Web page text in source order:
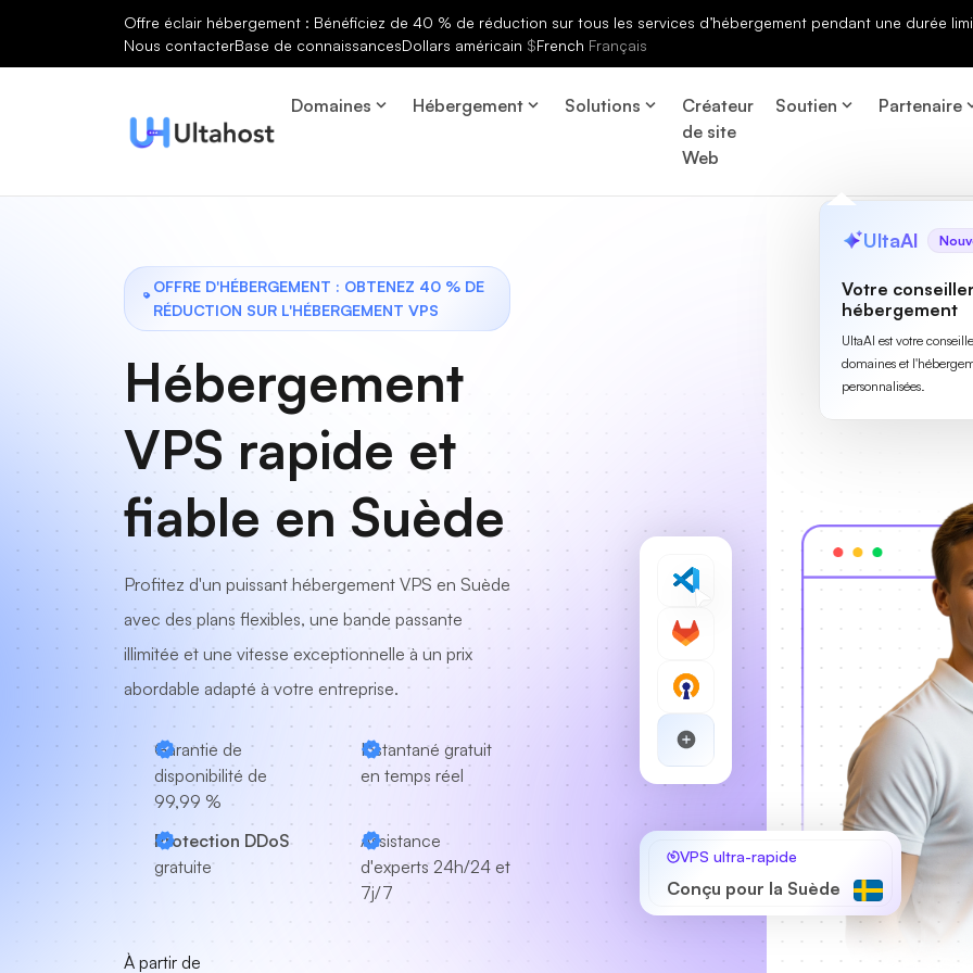
Offre éclair hébergement : Bénéficiez de 40 % de réduction sur tous les services d’hébergement pendant une durée
Nous contacterBase de connaissancesDollars américain $French Français
Domaines Hébergement Solutions
Créateur
de site
Web
Soutien Partenaire
UltaAI
Votre
hébergement
UltaAI est votre
domaines et
personnalisées.
OFFRE D'HÉBERGEMENT : OBTENEZ 40 % DE
RÉDUCTION SUR L'HÉBERGEMENT VPS
Hébergement
VPS rapide et
fiable en Suède
Profitez d'un puissant hébergement VPS en Suède
avec des plans flexibles, une bande passante
illimitée et une vitesse exceptionnelle à un prix
abordable adapté à votre entreprise.
Garantie de
disponibilité de
99,99 %
Instantané gratuit
en temps réel
Protection DDoS
gratuite
Assistance
d'experts 24h/24 et
7j/7
À partir de
VPS ultra-rapide
Conçu pour la Suède